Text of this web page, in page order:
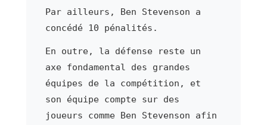
Par ailleurs, Ben Stevenson a
concédé 10 pénalités.
En outre, la défense reste un
axe fondamental des grandes
équipes de la compétition, et
son équipe compte sur des
joueurs comme Ben Stevenson afin